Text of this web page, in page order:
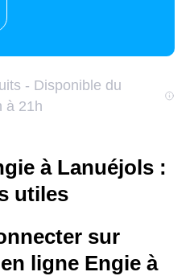
à Lanuéjols :
utiles
sur
ligne Engie à